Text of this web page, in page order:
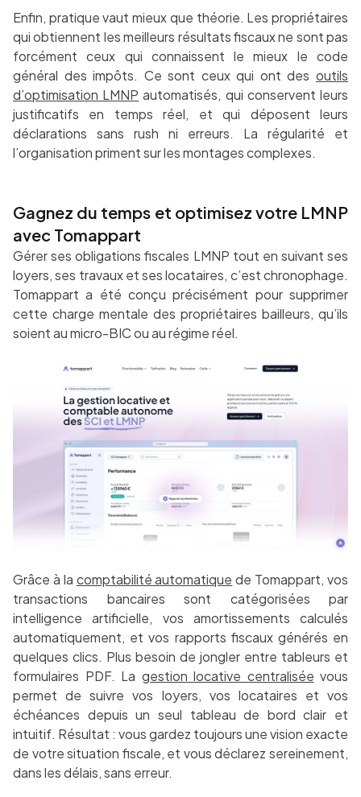
Enfin, pratique vaut mieux que théorie. Les propriétaires
qui obtiennent les meilleurs résultats fiscaux ne sont pas
forcément ceux qui connaissent le mieux le code
général des impôts. Ce sont ceux qui ont des outils
d’optimisation LMNP automatisés, qui conservent leurs
justificatifs en temps réel, et qui déposent leurs
déclarations sans rush ni erreurs. La régularité et
l’organisation priment sur les montages complexes.
Gagnez du temps et optimisez votre LMNP
avec Tomappart
Gérer ses obligations fiscales LMNP tout en suivant ses
loyers, ses travaux et ses locataires, c’est chronophage.
Tomappart a été conçu précisément pour supprimer
cette charge mentale des propriétaires bailleurs, qu’ils
soient au micro-BIC ou au régime réel.
Grâce à la comptabilité automatique de Tomappart, vos
transactions bancaires sont catégorisées par
intelligence artificielle, vos amortissements calculés
automatiquement, et vos rapports fiscaux générés en
quelques clics. Plus besoin de jongler entre tableurs et
formulaires PDF. La gestion locative centralisée vous
permet de suivre vos loyers, vos locataires et vos
échéances depuis un seul tableau de bord clair et
intuitif. Résultat : vous gardez toujours une vision exacte
de votre situation fiscale, et vous déclarez sereinement,
dans les délais, sans erreur.